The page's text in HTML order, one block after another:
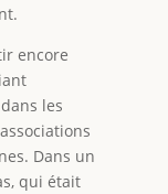
encore
les
Dans un
qui était